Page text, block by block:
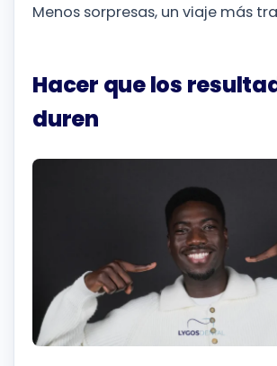
Menos sorpresas, un viaje más
Hacer que los
duren